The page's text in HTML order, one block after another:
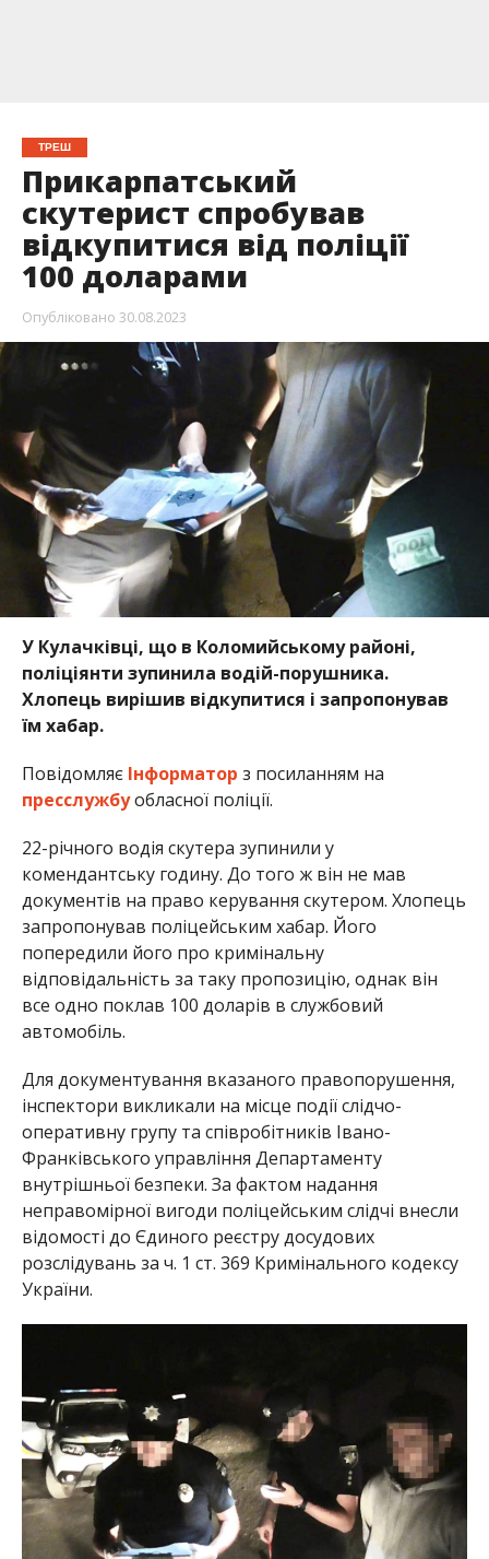
ТРЕШ
Прикарпатський
скутерист спробував
відкупитися від поліції
100 доларами
Опубліковано 30.08.2023
У Кулачківці, що в Коломийському районі,
поліціянти зупинила водій-порушника.
Хлопець вирішив відкупитися і запропонував
їм хабар.
Повідомляє Інформатор з посиланням на
пресслужбуобласної поліції.
22-річного водія скутера зупинили у
комендантську годину. До того ж він не мав
документів на право керування скутером. Хлопець
запропонував поліцейським хабар. Його
попередили його про кримінальну
відповідальність за таку пропозицію, однак він
все одно поклав 100 доларів в службовий
автомобіль.
Для документування вказаного правопорушення,
інспектори викликали на місце події слідчо-
оперативну групу та співробітників Івано-
Франківського управління Департаменту
внутрішньої безпеки. За фактом надання
неправомірної вигоди поліцейським слідчі внесли
відомості до Єдиного реєстру досудових
розслідувань за ч. 1 ст. 369 Кримінального кодексу
України.